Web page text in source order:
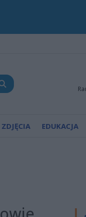
ZDJĘCIA EDUKACJA